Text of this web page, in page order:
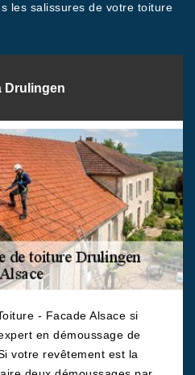
les salissures de votre toiture
Drulingen
- Facade Alsace si
en démoussage de
votre revêtement est la